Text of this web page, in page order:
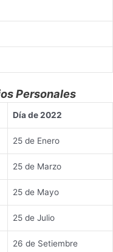
Personales
Día de 2022
25 de Enero
25 de Marzo
25 de Mayo
25 de Julio
26 de Setiembre